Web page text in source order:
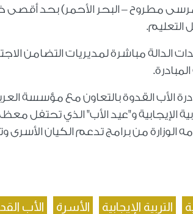
مطروح – البحر الأحمر) بحد أقصى
التعليم.
الدالة مباشرة لمديريات التضامن
الأب القدوة بالتعاون مع مؤسسة
الاحتفاء بالتربية الإيجابية و"عيد الأب" الذي
الوزارة من برامج تدعم الكيان الأسرى
التربية الإيجابية الأسرة الأب